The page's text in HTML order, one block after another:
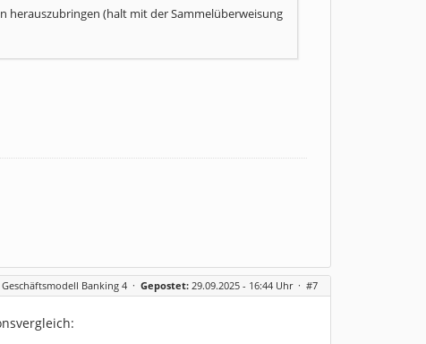
herauszubringen (halt mit der Sammelüberweisung
Banking 4 · Gepostet: 29.09.2025 - 16:44 Uhr · #7